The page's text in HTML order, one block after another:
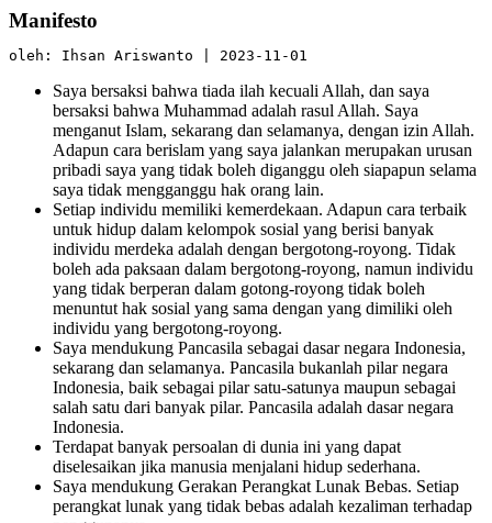
Manifesto
oleh: Ihsan Ariswanto | 2023-11-01
Saya bersaksi bahwa tiada ilah kecuali Allah, dan saya
bersaksi bahwa Muhammad adalah rasul Allah. Saya
menganut Islam, sekarang dan selamanya, dengan izin Allah.
Adapun cara berislam yang saya jalankan merupakan urusan
pribadi saya yang tidak boleh diganggu oleh siapapun selama
saya tidak mengganggu hak orang lain.
Setiap individu memiliki kemerdekaan. Adapun cara terbaik
untuk hidup dalam kelompok sosial yang berisi banyak
individu merdeka adalah dengan bergotong-royong. Tidak
boleh ada paksaan dalam bergotong-royong, namun individu
yang tidak berperan dalam gotong-royong tidak boleh
menuntut hak sosial yang sama dengan yang dimiliki oleh
individu yang bergotong-royong.
Saya mendukung Pancasila sebagai dasar negara Indonesia,
sekarang dan selamanya. Pancasila bukanlah pilar negara
Indonesia, baik sebagai pilar satu-satunya maupun sebagai
salah satu dari banyak pilar. Pancasila adalah dasar negara
Indonesia.
Terdapat banyak persoalan di dunia ini yang dapat
diselesaikan jika manusia menjalani hidup sederhana.
Saya mendukung Gerakan Perangkat Lunak Bebas. Setiap
perangkat lunak yang tidak bebas adalah kezaliman terhadap